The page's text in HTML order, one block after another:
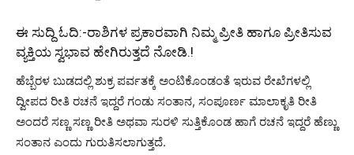
ಈ ಸುದ್ದಿ ಓದಿ:-ರಾಶಿಗಳ ಪ್ರಕಾರವಾಗಿ ನಿಮ್ಮ ಪ್ರೀತಿ ಹಾಗೂ ಪ್ರೀತಿಸುವ
ವ್ಯಕ್ತಿಯ ಸ್ವಭಾವ ಹೇಗಿರುತ್ತದೆ ನೋಡಿ.!
ಹೆಬ್ಬೆರಳ ಬುಡದಲ್ಲಿ ಶುಕ್ರ ಪರ್ವತಕ್ಕೆ ಅಂಟಿಕೊಂಡಂತೆ ಇರುವ ರೇಖೆಗಳಲ್ಲಿ
ದ್ವೀಪದ ರೀತಿ ರಚನೆ ಇದ್ದರೆ ಗಂಡು ಸಂತಾನ, ಸಂಪೂರ್ಣ ಮಾಲಾಕೃತಿ ರೀತಿ
ಅಂದರೆ ಸಣ್ಣ ಸಣ್ಣ ರೀತಿ ಅಥವಾ ಸುರಳಿ ಸುತ್ತಿಕೊಂಡ ಹಾಗೆ ರಚನೆ ಇದ್ದರೆ ಹೆಣ್ಣು
ಸಂತಾನ ಎಂದು ಗುರುತಿಸಲಾಗುತ್ತದೆ.